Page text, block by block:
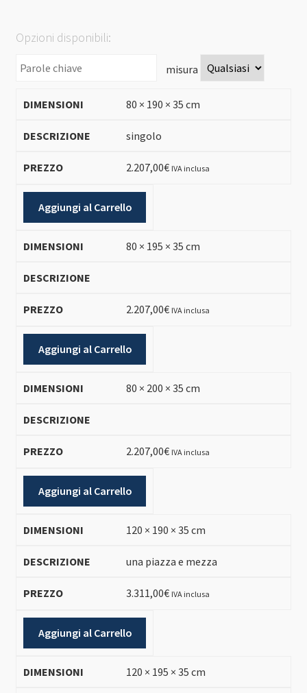
Opzioni disponibili:
misura
80 × 190 × 35 cm
singolo
2.207,00€ IVA inclusa
Aggiungi al Carrello
80 × 195 × 35 cm
2.207,00€ IVA inclusa
Aggiungi al Carrello
80 × 200 × 35 cm
2.207,00€ IVA inclusa
Aggiungi al Carrello
120 × 190 × 35 cm
una piazza e mezza
3.311,00€ IVA inclusa
Aggiungi al Carrello
120 × 195 × 35 cm